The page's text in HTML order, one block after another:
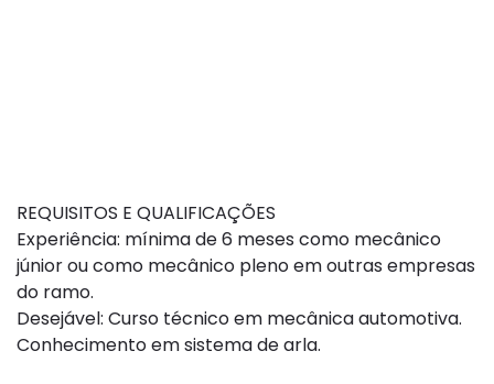
REQUISITOS E QUALIFICAÇÕES
Experiência: mínima de 6 meses como mecânico
júnior ou como mecânico pleno em outras empresas
do ramo.
Desejável: Curso técnico em mecânica automotiva.
Conhecimento em sistema de arla.